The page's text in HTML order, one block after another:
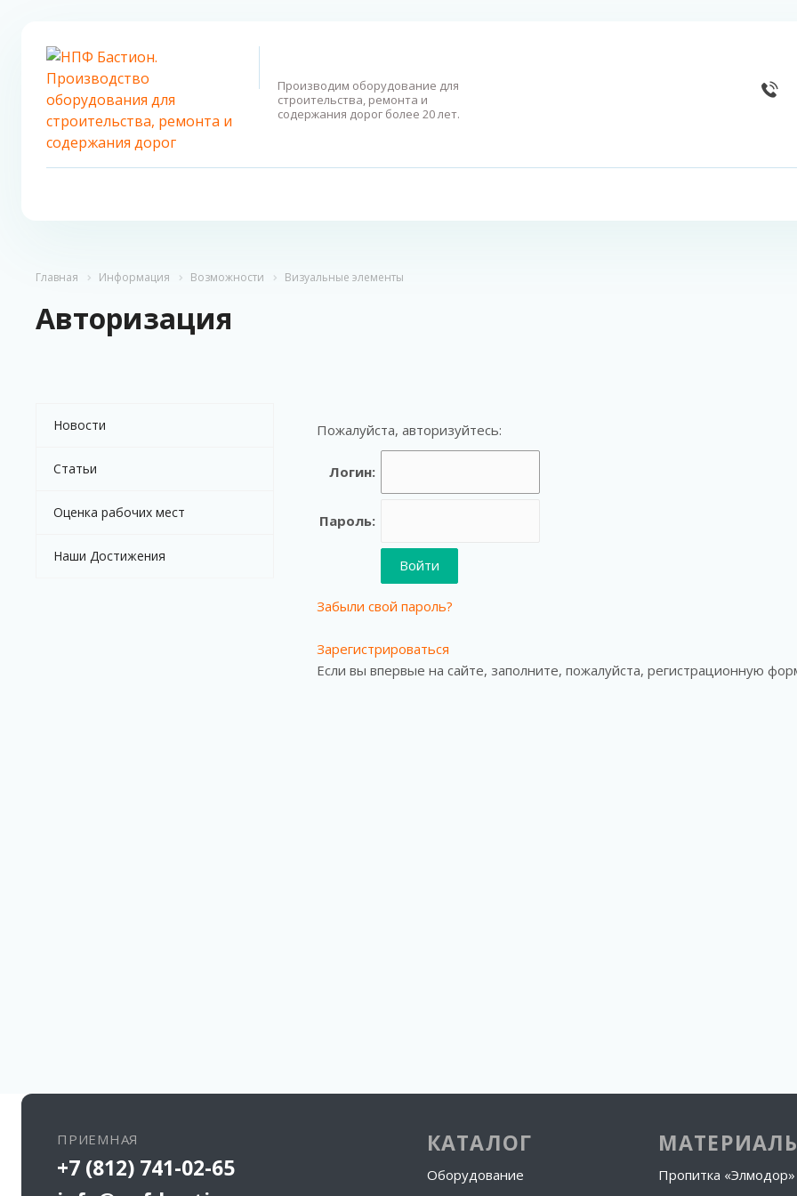
Производим оборудование для
строительства, ремонта и
содержания дорог более 20 лет.
Главная Информация Возможности Визуальные элементы
Авторизация
Пожалуйста, авторизуйтесь:
Логин:
Пароль:
Забыли свой пароль?
Зарегистрироваться
Если вы впервые на сайте, заполните, пожалуйста, регистрационную
Новости
Статьи
Оценка рабочих мест
Наши Достижения
ПРИЕМНАЯ
+7 (812) 741-02-65
КАТАЛОГ
Оборудование
Пропитка «Элмодор»